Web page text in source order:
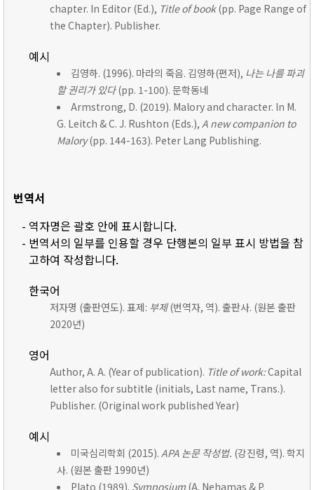
chapter. In Editor (Ed.), Title of book(pp. Page Range of
the Chapter). Publisher.
예시
김영하. (1996). 마라의 죽음. 김영하(편저), 나는 나를 파괴
할 권리가 있다(pp. 1-100). 문학동네
Armstrong, D. (2019). Malory and character. In M.
G. Leitch & C. J. Rushton (Eds.), A new companion to
Malory(pp. 144-163). Peter Lang Publishing.
번역서
- 역자명은 괄호 안에 표시합니다.
- 번역서의 일부를 인용할 경우 단행본의 일부 표시 방법을 참
고하여 작성합니다.
한국어
저자명 (출판연도). 표제: 부제(번역자, 역). 출판사. (원본 출판
2020년)
영어
Author, A. A. (Year of publication). Title of work:Capital
letter also for subtitle (initials, Last name, Trans.).
Publisher. (Original work published Year)
예시
미국심리학회 (2015). APA 논문 작성법. (강진령, 역). 학지
사. (원본 출판 1990년)
Plato (1989). Symposium (A. Nehamas & P.